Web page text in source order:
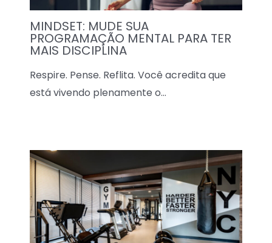
MINDSET: MUDE SUA
PROGRAMAÇÃO MENTAL PARA TER
MAIS DISCIPLINA
Respire. Pense. Reflita. Você acredita que
está vivendo plenamente o…